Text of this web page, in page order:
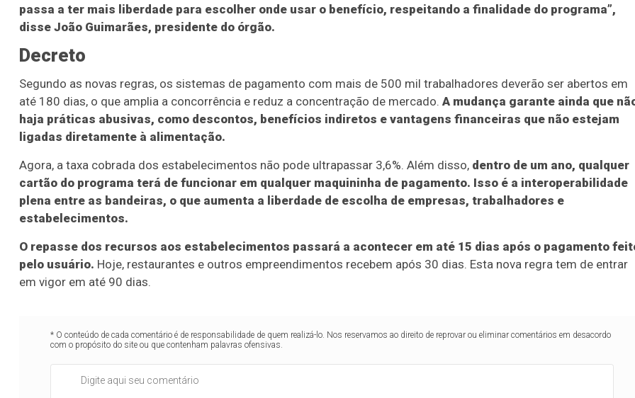
passa a ter mais liberdade para escolher onde usar o benefício, respeitando a finalidade do programa”,
disse João Guimarães, presidente do órgão.
Decreto
Segundo as novas regras, os sistemas de pagamento com mais de 500 mil trabalhadores deverão ser abertos em
até 180 dias, o que amplia a concorrência e reduz a concentração de mercado. A mudança garante ainda que
haja práticas abusivas, como descontos, benefícios indiretos e vantagens financeiras que não estejam
ligadas diretamente à alimentação.
Agora, a taxa cobrada dos estabelecimentos não pode ultrapassar 3,6%. Além disso, dentro de um ano, qualquer
cartão do programa terá de funcionar em qualquer maquininha de pagamento. Isso é a interoperabilidade
plena entre as bandeiras, o que aumenta a liberdade de escolha de empresas, trabalhadores e
estabelecimentos.
O repasse dos recursos aos estabelecimentos passará a acontecer em até 15 dias após o pagamento
pelo usuário. Hoje, restaurantes e outros empreendimentos recebem após 30 dias. Esta nova regra tem de entrar
em vigor em até 90 dias.
* O conteúdo de cada comentário é de responsabilidade de quem realizá-lo. Nos reservamos ao direito de reprovar ou eliminar comentários em desacordo
com o propósito do site ou que contenham palavras ofensivas.